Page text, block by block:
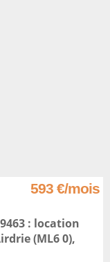
593 €/mois
: location
(ML6 0),